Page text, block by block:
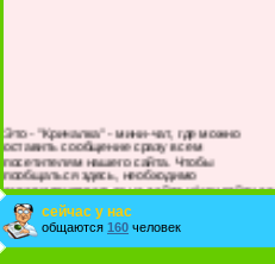
Это - "Кричалка" - мини-чат, где можно
оставить сообщение сразу всем
посетителям нашего сайта. Чтобы
пообщаться здесь, необходимо
зарегистрироваться на сайте и/или войти со
своими логином и паролем.
сейчас у нас
общаются 160 человек